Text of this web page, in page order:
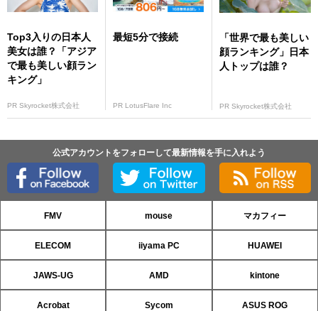
Top3入りの日本人
美女は誰？「アジア
で最も美しい顔ラン
キング」
PR Skyrocket株式会社
最短5分で接続
PR LotusFlare Inc
「世界で最も美しい
顔ランキング」日本
人トップは誰？
PR Skyrocket株式会社
公式アカウントをフォローして最新情報を手に入れよう
FMV mouse マカフィー
ELECOM iiyama PC HUAWEI
JAWS-UG AMD kintone
Acrobat Sycom ASUS ROG